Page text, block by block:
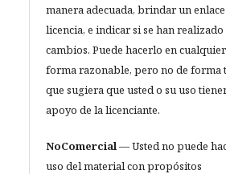
manera adecuada, brindar un
licencia, e indicar si se han realizado
cambios. Puede hacerlo en cualquier
forma razonable, pero no de forma
que sugiera que usted o su uso
apoyo de la licenciante.
NoComercial— Usted no puede
uso del material con propósitos